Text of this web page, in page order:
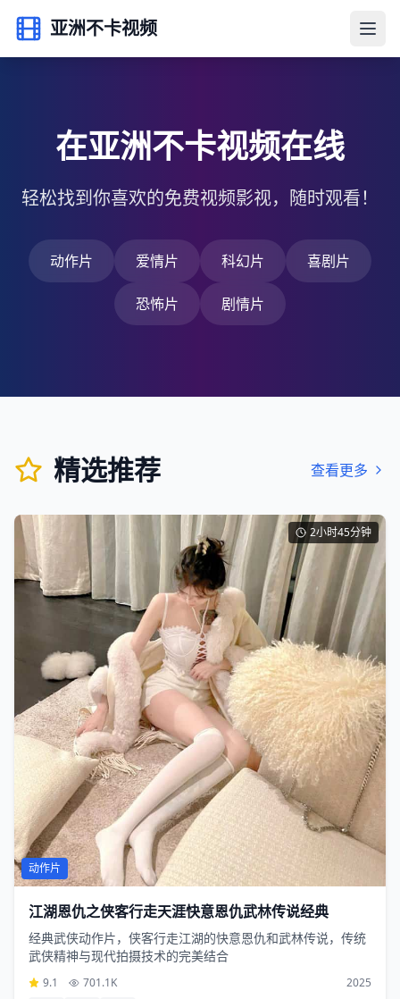
亚洲不卡视频
在亚洲不卡视频在线
轻松找到你喜欢的免费视频影视，随时观看！
动作片 爱情片 科幻片 喜剧片
恐怖片 剧情片
精选推荐 查看更多
2小时45分钟
动作片
江湖恩仇之侠客行走天涯快意恩仇武林传说经典
经典武侠动作片，侠客行走江湖的快意恩仇和武林传说，传统
武侠精神与现代拍摄技术的完美结合
9.1 701.1K
2025